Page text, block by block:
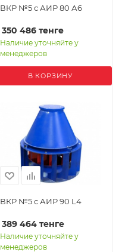
ВКР №5 с АИР 80 А6
350 486 тенге
Наличие уточняйте у
менеджеров
В КОРЗИНУ
ВКР №5 с АИР 90 L4
389 464 тенге
Наличие уточняйте у
менеджеров